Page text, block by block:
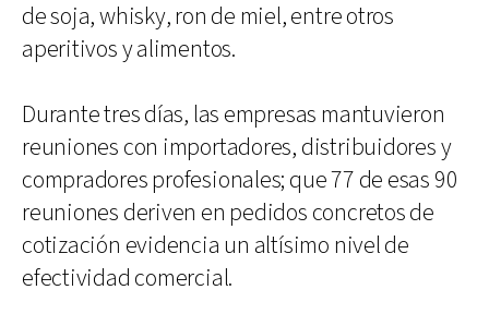
de soja, whisky, ron de miel, entre otros
aperitivos y alimentos.
Durante tres días, las empresas mantuvieron
reuniones con importadores, distribuidores y
compradores profesionales; que 77 de esas 90
reuniones deriven en pedidos concretos de
cotización evidencia un altísimo nivel de
efectividad comercial.